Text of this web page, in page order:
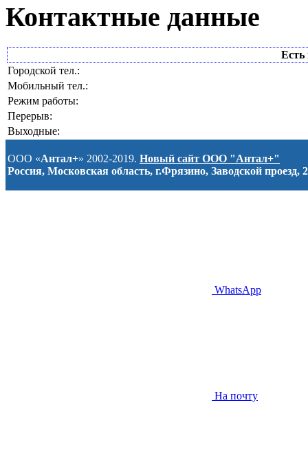
Контактные данные
Есть
Городской тел.:
Мобильный тел.:
Режим работы:
Перерыв:
Выходные:
ООО «Антал+» 2002-2019. Новый сайт ООО "Антал+"
Россия, Московская область, г.Фрязино, Заводской проезд, 2
WhatsApp
На почту